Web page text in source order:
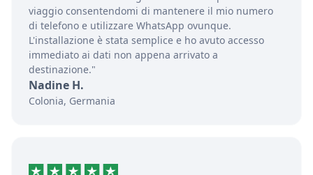
viaggio consentendomi di mantenere il mio numero
di telefono e utilizzare WhatsApp ovunque.
L'installazione è stata semplice e ho avuto accesso
immediato ai dati non appena arrivato a
destinazione."
Nadine H.
Colonia, Germania